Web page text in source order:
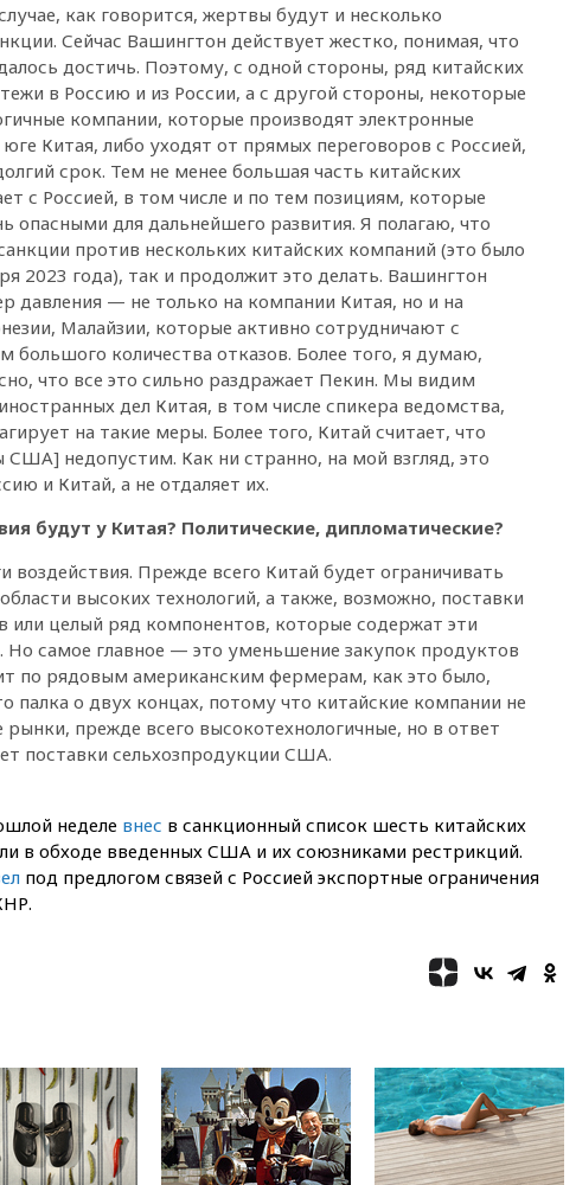
пройдет в 2026 году
20:45ПВО за день сбила еще
75 украинских беспилотников
над Россией
20:35 Велосипедист погиб при
атаке FPV-дрона в
Белгородской области
20:30 Лидию Невзорову
заочно арестовали по делу о
финансировании
экстремизма
20:20 Суд США постановил
остановить строительство
бального зала в Белом доме
20:15Сенат США одобрил
ужесточение санкций против
России и Ирана
20:00 СК возбудил дело
России
19:45ISU предоставил
нейтральный статус
фигуристкам Валиевой и
Трусовой
19:35 Зеленский впервые
совершил официальный визит
в Сербию
19:19
складе в Брянске
ликвидировано
18:55 Минобороны отчиталось
Школьники из РФ стали
абсолютными чемпионами на
результате удара ВСУ по
многоэтажке в Керчи
18:25
Беспилотник атаковал
турецкий сухогруз у
побережья Новороссийска
как говорится, жертвы будут и несколько
Сейчас Вашингтон действует жестко, понимая, что
достичь. Поэтому, с одной стороны, ряд китайских
в Россию и из России, а с другой стороны, некоторые
компании, которые производят электронные
Китая, либо уходят от прямых переговоров с Россией,
срок. Тем не менее большая часть китайских
с Россией, в том числе и по тем позициям, которые
опасными для дальнейшего развития. Я полагаю, что
против нескольких китайских компаний (это было
2023 года), так и продолжит это делать. Вашингтон
давления — не только на компании Китая, но и на
Малайзии, которые активно сотрудничают с
большого количества отказов. Более того, я думаю,
что все это сильно раздражает Пекин. Мы видим
дел Китая, в том числе спикера ведомства,
на такие меры. Более того, Китай считает, что
США] недопустим. Как ни странно, на мой взгляд, это
и Китай, а не отдаляет их.
будут у Китая? Политические, дипломатические?
Прежде всего Китай будет ограничивать
высоких технологий, а также, возможно, поставки
или целый ряд компонентов, которые содержат эти
Но самое главное — это уменьшение закупок продуктов
по рядовым американским фермерам, как это было,
палка о двух концах, потому что китайские компании не
прежде всего высокотехнологичные, но в ответ
поставки сельхозпродукции США.
неделе внес в санкционный список шесть китайских
в обходе введенных США и их союзниками рестрикций.
под предлогом связей с Россией экспортные ограничения